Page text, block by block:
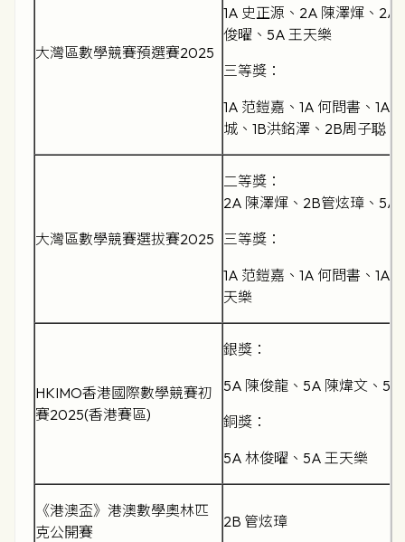
大灣區數學競賽預選賽2025
1A 史正源、2A 陳澤煇、
俊曜、5A 王天樂
三等獎：
1A 范鎧嘉、1A 何問書、1A
城、1B洪銘澤、2B周子聪
大灣區數學競賽選拔賽2025
二等獎：
2A 陳澤煇、2B管炫璋、5A
三等獎：
1A 范鎧嘉、1A 何問書、1A
天樂
HKIMO香港國際數學競賽初
賽2025(香港賽區)
銀獎：
5A 陳俊龍、5A 陳煒文、
銅獎：
5A 林俊曜、5A 王天樂
《港澳盃》港澳數學奧林匹
克公開賽
2B 管炫璋